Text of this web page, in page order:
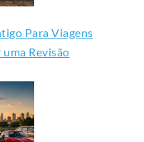
Para Viagens
Revisão